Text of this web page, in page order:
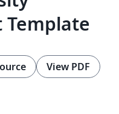
Template
View PDF